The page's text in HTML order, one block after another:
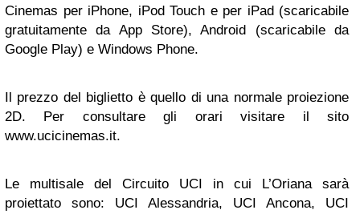
Cinemas per iPhone, iPod Touch e per iPad (scaricabile
gratuitamente da App Store), Android (scaricabile da
Google Play) e Windows Phone.
Il prezzo del biglietto è quello di una normale proiezione
2D. Per consultare gli orari visitare il sito
www.ucicinemas.it.
Le multisale del Circuito UCI in cui L’Oriana sarà
proiettato sono: UCI Alessandria, UCI Ancona, UCI